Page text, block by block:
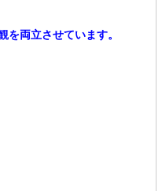
を両立させています。